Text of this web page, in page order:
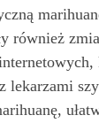
również
lekarzami